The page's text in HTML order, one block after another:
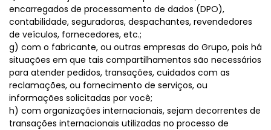
encarregados de processamento de dados (DPO),
contabilidade, seguradoras, despachantes, revendedores
de veículos, fornecedores, etc.;
g) com o fabricante, ou outras empresas do Grupo, pois há
situações em que tais compartilhamentos são necessários
para atender pedidos, transações, cuidados com as
reclamações, ou fornecimento de serviços, ou
informações solicitadas por você;
h) com organizações internacionais, sejam decorrentes de
transações internacionais utilizadas no processo de